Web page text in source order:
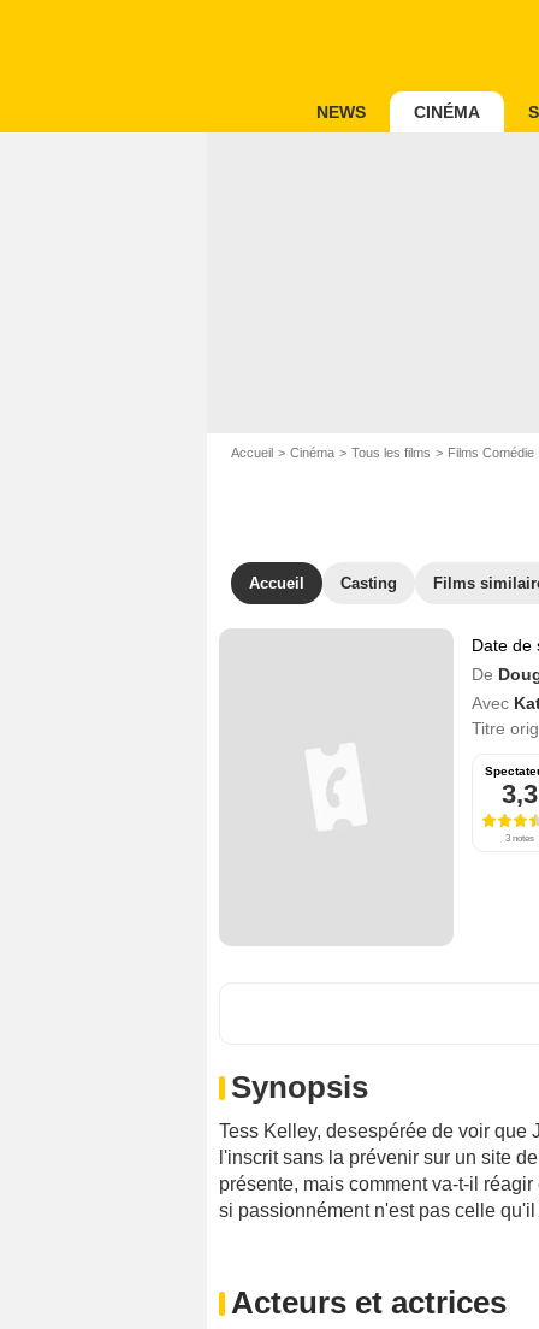
NEWS CINÉMA
Accueil Cinéma Tous les films Films Comédie
Accueil Casting Films
Date de
De
Avec
Titre
3,3
3 notes
Synopsis
Tess Kelley, desespérée de voir que
l'inscrit sans la prévenir sur un site
présente, mais comment va-t-il
si passionnément n'est pas celle qu'il
Acteurs et actrices